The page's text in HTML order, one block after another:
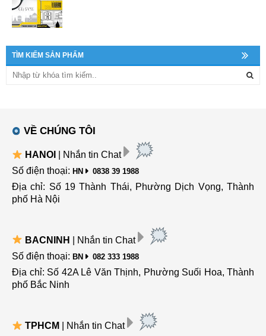
TÌM KIẾM SẢN PHẨM
VỀ CHÚNG TÔI
HANOI
| Nhắn tin Chat
Số điện thoại: HN 0838 39 1988
Địa chỉ: Số 19 Thành Thái, Phường Dịch Vọng, Thành
phố Hà Nội
BACNINH
| Nhắn tin Chat
Số điện thoại: BN 082 333 1988
Địa chỉ: Số 42A Lê Văn Thịnh, Phường Suối Hoa, Thành
phố Bắc Ninh
TPHCM
| Nhắn tin Chat